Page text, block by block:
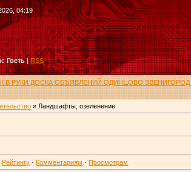
04:19
Гость|RSS
В РУКИ ДОСКА ОБЪЯВЛЕНИЙ ОДИНЦОВО ЗВЕНИГОРОД
» Ландшафты, озеленение
Рейтингу · Комментариям ·Просмотрам